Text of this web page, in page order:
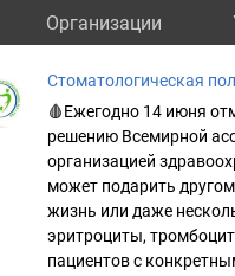
Организации
Стоматологическая
🩸Ежегодно 14 июня
решению Всемирной
организацией
может подарить
жизнь или даже
эритроциты,
пациентов с